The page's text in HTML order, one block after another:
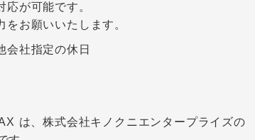
が可能です。
お願いいたします。
会社指定の休日
は、株式会社キノクニエンタープライズの